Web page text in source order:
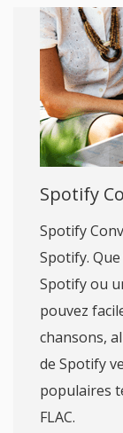
Spotify
Spotify
Spotify.
Spotify ou
pouvez
chansons,
de Spotify
populaires
FLAC.